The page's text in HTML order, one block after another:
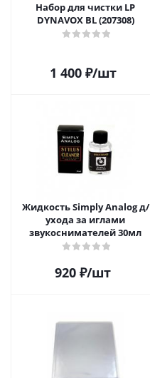
Набор для чистки LP
DYNAVOX BL (207308)
1 400₽/шт
Жидкость Simply Analog д/
ухода за иглами
звукоснимателей 30мл
920 ₽/шт